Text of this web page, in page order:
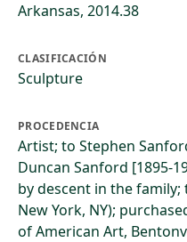
Arkansas, 2014.38
CLASIFICACIÓN
Sculpture
PROCEDENCIA
Artist; to Stephen
Duncan Sanford [1895-
by descent in the family;
New York, NY);
of American Art,